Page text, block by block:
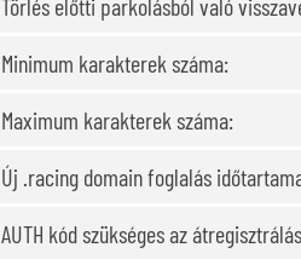
Törlés előtti parkolásból való
Minimum karakterek száma:
Maximum karakterek száma:
Új .racing domain foglalás
AUTH kód szükséges az